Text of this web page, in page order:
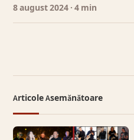
8 august 2024 · 4 min
Articole Asemănătoare